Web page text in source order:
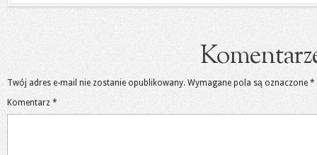
Twój adres e-mail nie zostanie opublikowany. Wymagane pola są oznaczone *
Komentarz *